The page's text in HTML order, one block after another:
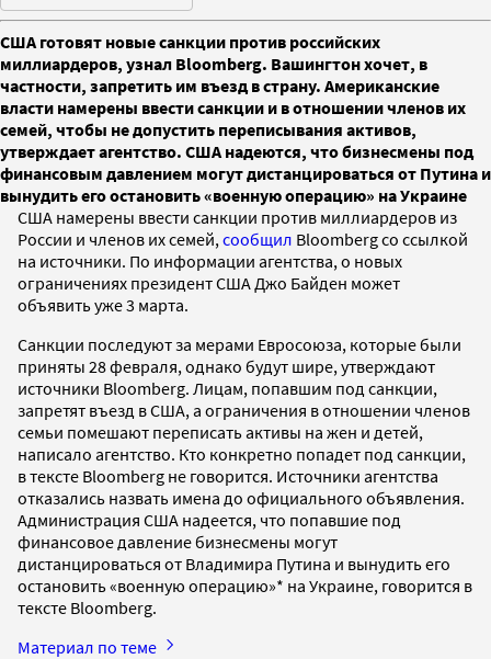
США готовят новые санкции против российских
миллиардеров, узнал Bloomberg. Вашингтон хочет, в
частности, запретить им въезд в страну. Американские
власти намерены ввести санкции и в отношении членов их
семей, чтобы не допустить переписывания активов,
утверждает агентство. США надеются, что бизнесмены под
финансовым давлением могут дистанцироваться от Путина и
вынудить его остановить «военную операцию» на Украине
США намерены ввести санкции против миллиардеров из
России и членов их семей, сообщил Bloomberg со ссылкой
на источники. По информации агентства, о новых
ограничениях президент США Джо Байден может
объявить уже 3 марта.
Санкции последуют за мерами Евросоюза, которые были
приняты 28 февраля, однако будут шире, утверждают
источники Bloomberg. Лицам, попавшим под санкции,
запретят въезд в США, а ограничения в отношении членов
семьи помешают переписать активы на жен и детей,
написало агентство. Кто конкретно попадет под санкции,
в тексте Bloomberg не говорится. Источники агентства
отказались назвать имена до официального объявления.
Администрация США надеется, что попавшие под
финансовое давление бизнесмены могут
дистанцироваться от Владимира Путина и вынудить его
остановить «военную операцию»* на Украине, говорится в
тексте Bloomberg.
Материал по теме